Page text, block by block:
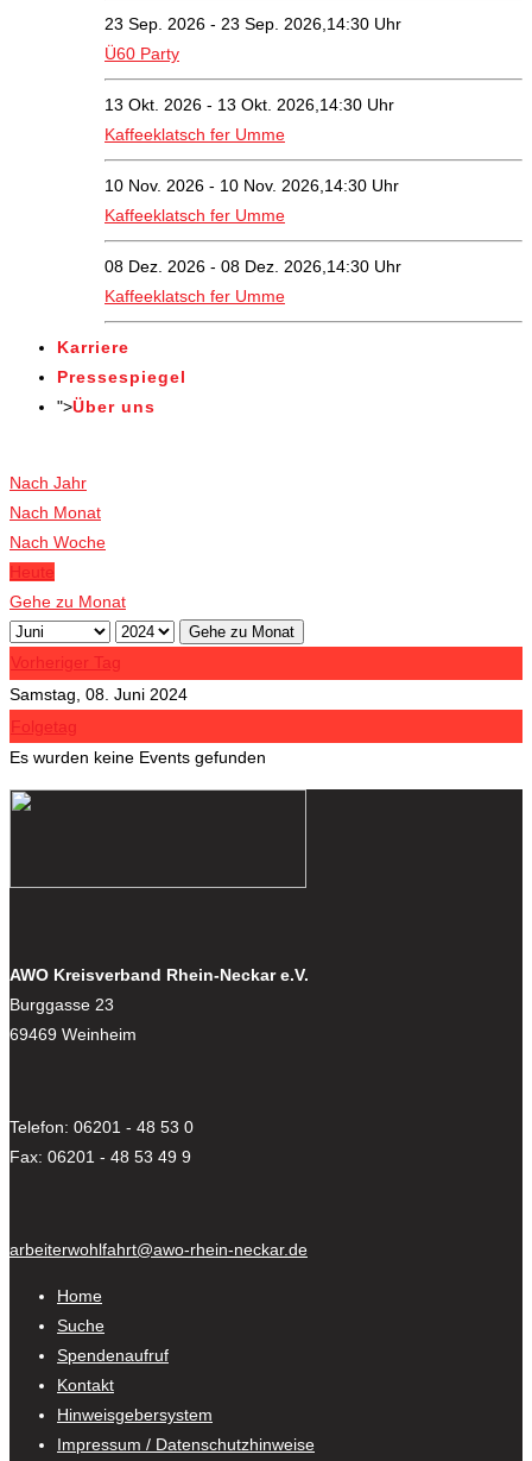
23 Sep. 2026 - 23 Sep. 2026,14:30 Uhr
Ü60 Party
13 Okt. 2026 - 13 Okt. 2026,14:30 Uhr
Kaffeeklatsch fer Umme
10 Nov. 2026 - 10 Nov. 2026,14:30 Uhr
Kaffeeklatsch fer Umme
08 Dez. 2026 - 08 Dez. 2026,14:30 Uhr
Kaffeeklatsch fer Umme
Karriere
Pressespiegel
">Über uns
Nach Jahr
Nach Monat
Nach Woche
Heute
Gehe zu Monat
Gehe zu Monat
Vorheriger Tag
Samstag, 08. Juni 2024
Folgetag
Es wurden keine Events gefunden
AWO Kreisverband Rhein-Neckar e.V.
Burggasse 23
69469 Weinheim
Telefon: 06201 - 48 53 0
Fax: 06201 - 48 53 49 9
arbeiterwohlfahrt@awo-rhein-neckar.de
Home
Suche
Spendenaufruf
Kontakt
Hinweisgebersystem
Impressum / Datenschutzhinweise